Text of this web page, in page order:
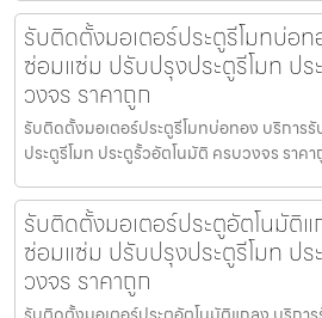
รับติดตั้งมอเตอร์ประตูรีโมทบ่อ
ซ่อมแซ่ม ปรับปรุงประตูรีโมท ป
วงจร ราคาถูก
รับติดตั้งมอเตอร์ประตูรีโมทบ่อทอง บริการ
ประตูรีโมท ประตูรั้วอัตโนมัติ ครบวงจร ราค
รับติดตั้งมอเตอร์ประตูอัตโนมัติ
ซ่อมแซ่ม ปรับปรุงประตูรีโมท ป
วงจร ราคาถูก